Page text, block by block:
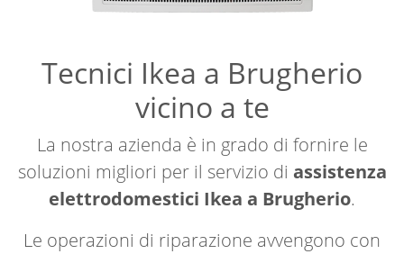
Tecnici Ikea a Brugherio
vicino a te
La nostra azienda è in grado di fornire le
soluzioni migliori per il servizio di assistenza
elettrodomestici Ikea a Brugherio.
Le operazioni di riparazione avvengono con